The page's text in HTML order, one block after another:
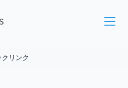
リンク